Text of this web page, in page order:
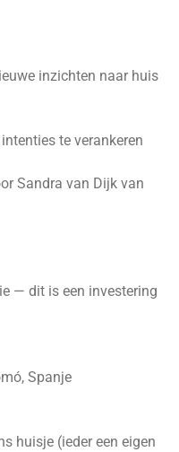
inzichten naar huis
te verankeren
Sandra van Dijk van
— dit is een investering
Spanje
huisje (ieder een eigen